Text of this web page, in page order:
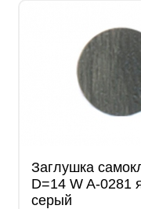
Заглушка
D=14 W A-0281
серый